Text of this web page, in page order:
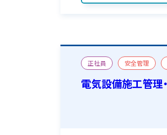
正社員 安全管理
電気設備施工管理